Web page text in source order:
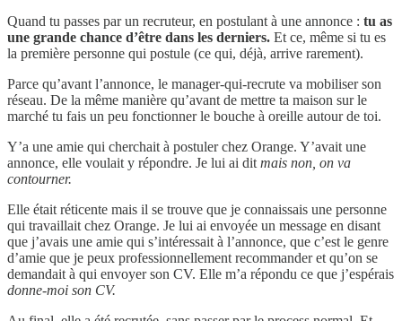
Quand tu passes par un recruteur, en postulant à une annonce : tu as
une grande chance d’être dans les derniers. Et ce, même si tu es
la première personne qui postule (ce qui, déjà, arrive rarement).
Parce qu’avant l’annonce, le manager-qui-recrute va mobiliser son
réseau. De la même manière qu’avant de mettre ta maison sur le
marché tu fais un peu fonctionner le bouche à oreille autour de toi.
Y’a une amie qui cherchait à postuler chez Orange. Y’avait une
annonce, elle voulait y répondre. Je lui ai dit mais non, on va
contourner.
Elle était réticente mais il se trouve que je connaissais une personne
qui travaillait chez Orange. Je lui ai envoyée un message en disant
que j’avais une amie qui s’intéressait à l’annonce, que c’est le genre
d’amie que je peux professionnellement recommander et qu’on se
demandait à qui envoyer son CV. Elle m’a répondu ce que j’espérais
donne-moi son CV.